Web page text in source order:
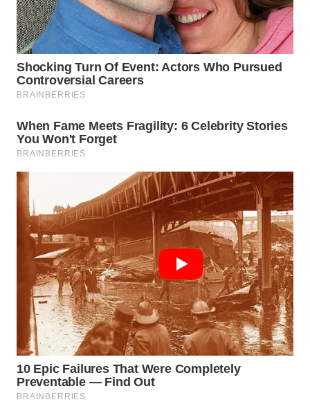
NIAS
WN
LANGKAT
WN
SELATAN
WN
TANJUNG
WN
KARO
WN
SIMALUNGUN
WN
LABUHANBATU
WN
TAPANULI